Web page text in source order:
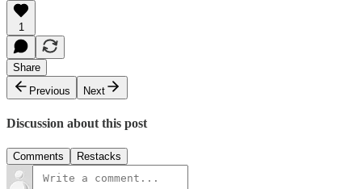
1
Share
Previous
Next
Discussion about this post
Comments Restacks